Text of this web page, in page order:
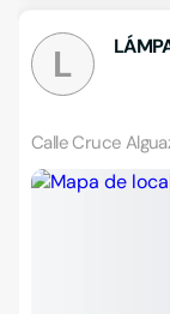
L
Calle Cruce